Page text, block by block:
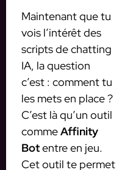
Maintenant que tu
vois l’intérêt des
scripts de chatting
IA, la question
c’est : comment tu
les mets en place ?
C’est là qu’un outil
commeAffinity
Botentre en jeu.
Cet outil te permet